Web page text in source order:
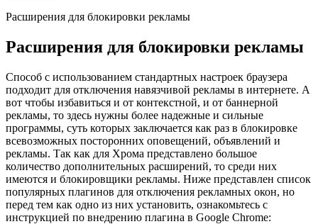
Расширения для блокировки рекламы
Расширения для блокировки рекламы
Способ с использованием стандартных настроек браузера
подходит для отключения навязчивой рекламы в интернете. А
вот чтобы избавиться и от контекстной, и от баннерной
рекламы, то здесь нужны более надежные и сильные
программы, суть которых заключается как раз в блокировке
всевозможных посторонних оповещений, объявлений и
рекламы. Так как для Хрома представлено большое
количество дополнительных расширений, то среди них
имеются и блокировщики рекламы. Ниже представлен список
популярных плагинов для отключения рекламных окон, но
перед тем как одно из них установить, ознакомьтесь с
инструкцией по внедрению плагина в Google Chrome: